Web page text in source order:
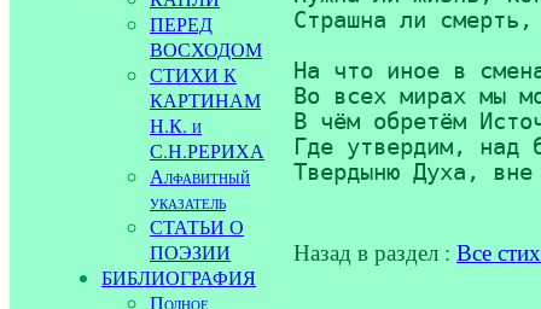
ПЕРЕД
ВОСХОДОМ
СТИХИ К
КАРТИНАМ
Н.К. и
С.Н.РЕРИХА
Алфавитный
указатель
СТАТЬИ О
ПОЭЗИИ
БИБЛИОГРАФИЯ
Полное
Страшна ли смерть,
На что иное в
Во всех мирах мы
В чём обретём
Где утвердим, над
Твердыню Духа,
Назад в раздел : Все